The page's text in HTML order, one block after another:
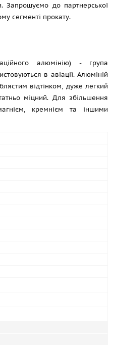
Запрошуємо до партнерської
сегменті прокату.
алюмінію) - група
в авіації. Алюміній
відтінком, дуже легкий
міцний. Для збільшення
кремнієм та іншими